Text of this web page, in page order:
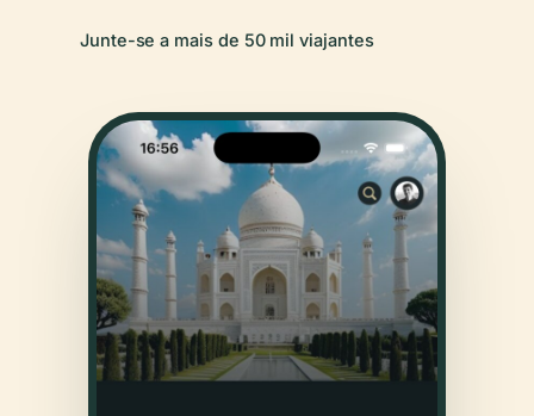
Junte-se a mais de 50 mil viajantes